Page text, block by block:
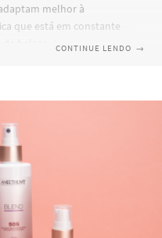
melhor à
que está em constante
de beleza. A chamada
pessoal dá o tom certo
CONTINUE LENDO →